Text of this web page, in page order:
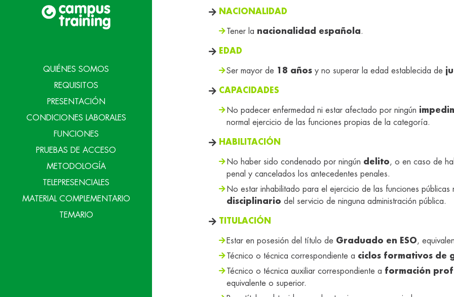
QUIÉNES SOMOS
REQUISITOS
PRESENTACIÓN
CONDICIONES LABORALES
FUNCIONES
PRUEBAS DE ACCESO
METODOLOGÍA
TELEPRESENCIALES
MATERIAL COMPLEMENTARIO
TEMARIO
NACIONALIDAD
Tener la nacionalidad española.
EDAD
Ser mayor de 18 años y no superar la edad establecida de
CAPACIDADES
No padecer enfermedad ni estar afectado por ningún
normal ejercicio de las funciones propias de la categoría.
HABILITACIÓN
No haber sido condenado por ningún delito, o en caso de
penal y cancelados los antecedentes penales.
No estar inhabilitado para el ejercicio de las funciones
disciplinario del servicio de ninguna administración pública.
TITULACIÓN
Estar en posesión del título de Graduado en ESO,
Técnico o técnica correspondiente a ciclos formativos de
Técnico o técnica auxiliar correspondiente a formación
equivalente o superior.